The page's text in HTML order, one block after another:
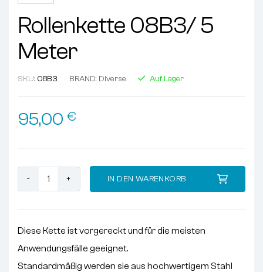
Rollenkette 08B3/ 5
Meter
SKU: 08B3 BRAND: Diverse Auf Lager
95,00 €
Rollenkette 08B3/ 5 Meter Menge
IN DEN WARENKORB
Diese Kette ist vorgereckt und für die meisten
Anwendungsfälle geeignet.
Standardmäßig werden sie aus hochwertigem Stahl